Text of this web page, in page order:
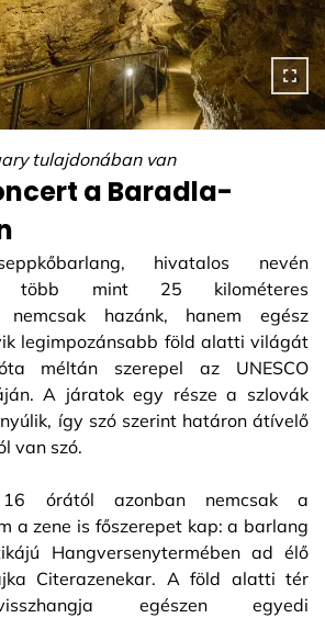
tulajdonában van
a Baradla-
hivatalos nevén
több mint 25 kilométeres
nemcsak hazánk, hanem egész
legimpozánsabb föld alatti világát
méltán szerepel az UNESCO
A járatok egy része a szlovák
így szó szerint határon átívelő
van szó.
órától azonban nemcsak a
a zene is főszerepet kap: a barlang
Hangversenytermében ad élő
Citerazenekar. A föld alatti tér
egészen egyedi